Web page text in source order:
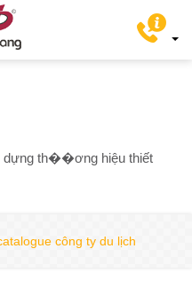
dựng th��ơng hiệu thiết
công ty du lịch